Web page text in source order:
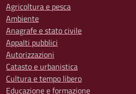
Agricoltura e pesca
Ambiente
Anagrafe e stato civile
Appalti pubblici
Autorizzazioni
Catasto e urbanistica
Cultura e tempo libero
Educazione e formazione